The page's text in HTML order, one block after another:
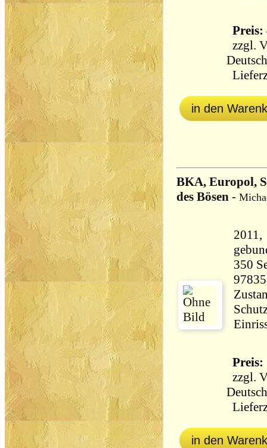
Preis:
zzgl.
in den
BKA, Europol,
des Bösen -
2011,
350 Seiten
Preis:
zzgl.
in den